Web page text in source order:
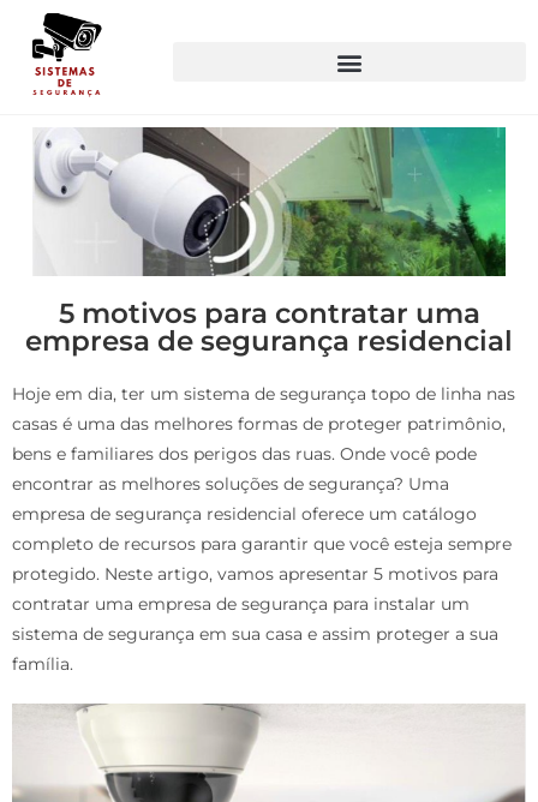
5 motivos para contratar uma
empresa de segurança residencial
Hoje em dia, ter um sistema de segurança topo de linha nas
casas é uma das melhores formas de proteger patrimônio,
bens e familiares dos perigos das ruas. Onde você pode
encontrar as melhores soluções de segurança? Uma
empresa de segurança residencial oferece um catálogo
completo de recursos para garantir que você esteja sempre
protegido. Neste artigo, vamos apresentar 5 motivos para
contratar uma empresa de segurança para instalar um
sistema de segurança em sua casa e assim proteger a sua
família.